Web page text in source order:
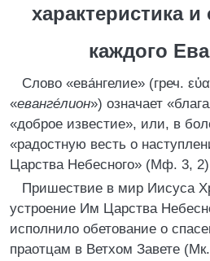
характеристика
каждого
Слово «ева́нгелие» (греч.
«еванге́лион») означает
«доброе известие», или, в
«радостную весть о
Царства Небесного» (Мф. 3,
Пришествие в мир Иисуса
устроение Им Царства
исполнило обетование о
праотцам в Ветхом Завете